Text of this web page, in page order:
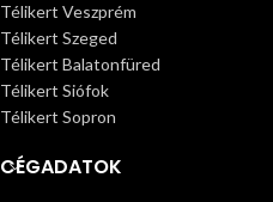
Télikert Veszprém
Télikert Szeged
Télikert Balatonfüred
Télikert Siófok
Télikert Sopron
CÉGADATOK